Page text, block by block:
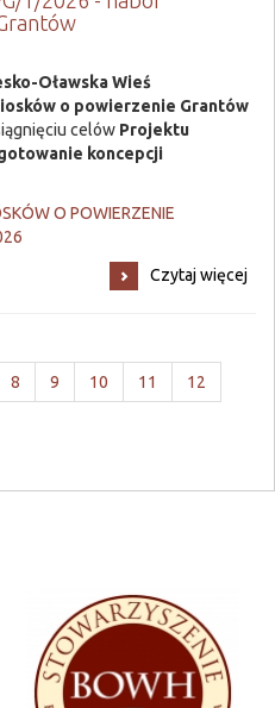
Oławska Wieś
o powierzenie Grantów
celów Projektu
koncepcji
O POWIERZENIE
Ogłoszenie
nr
nabór
wniosków
Czytaj więcej
8
strona
9
strona
10
strona
11
strona
12
strona